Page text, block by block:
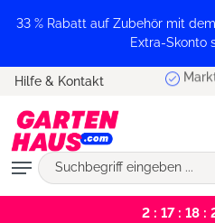
springen
33 % Rabatt auf Zubehör mit
Extra-Skonto
Hilfe & Kontakt
2 : 17 : 18 :